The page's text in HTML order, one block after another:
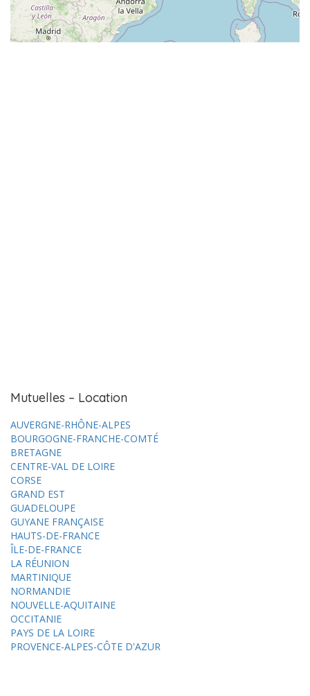
Mutuelles – Location
AUVERGNE-RHÔNE-ALPES
BOURGOGNE-FRANCHE-COMTÉ
BRETAGNE
CENTRE-VAL DE LOIRE
CORSE
GRAND EST
GUADELOUPE
GUYANE FRANÇAISE
HAUTS-DE-FRANCE
ÎLE-DE-FRANCE
LA RÉUNION
MARTINIQUE
NORMANDIE
NOUVELLE-AQUITAINE
OCCITANIE
PAYS DE LA LOIRE
PROVENCE-ALPES-CÔTE D'AZUR